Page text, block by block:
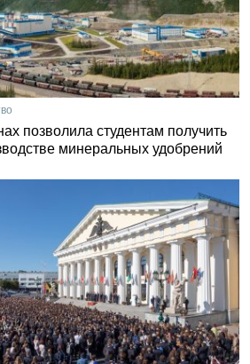
позволила студентам получить
минеральных удобрений